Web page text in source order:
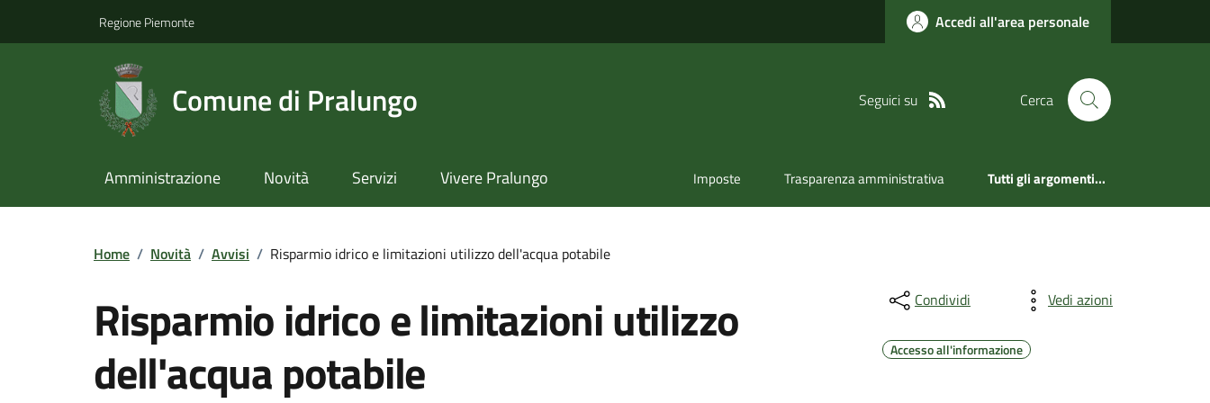
Regione Piemonte Accedi all'area personale
Comune di Pralungo Seguici su Cerca
Amministrazione Novità Servizi Vivere Pralungo Imposte Trasparenza amministrativa Tutti gli argomenti...
Home / Novità / Avvisi / Risparmio idrico e limitazioni utilizzo dell'acqua potabile
Risparmio idrico e limitazioni utilizzo
dell'acqua potabile
Condividi Vedi azioni
Accesso all'informazione